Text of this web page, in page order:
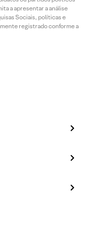
a apresentar a análise
Sociais, políticas e
registrado conforme a